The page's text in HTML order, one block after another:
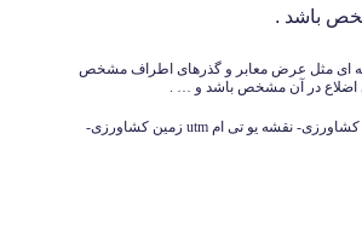
باشد .
ای مثل عرض معابر و گذرهای اطراف مشخص
اضلاع در آن مشخص باشد و … .
مراحل گرفتن سند زمین مشاعی-هزینه نقشه یو تی ام زمین کشاورزی- نقشه یو تی ام utm زمین کشاورزی-